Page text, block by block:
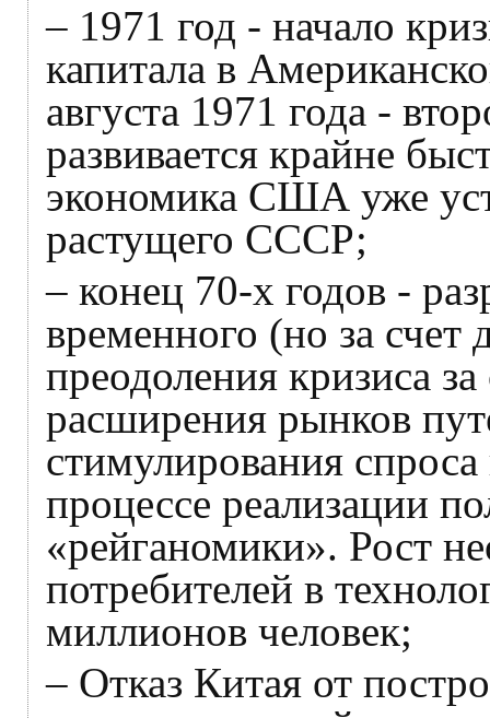
– 1971 год - начало
капитала в
августа 1971 года -
развивается крайне
экономика США уже
растущего СССР;
– конец 70-х годов -
временного (но за
преодоления кризиса
расширения рынков
стимулирования
процессе реализации
«рейганомики». Рост
потребителей в
миллионов человек;
– Отказ Китая от